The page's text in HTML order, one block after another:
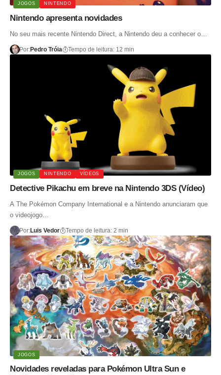
JOGOS NINTENDO
Nintendo apresenta novidades
No seu mais recente Nintendo Direct, a Nintendo deu a conhecer o…
Por:Pedro Tróia Tempo de leitura: 12 min
JOGOS NINTENDO VÍDEOS
Detective Pikachu em breve na Nintendo 3DS (Vídeo)
A The Pokémon Company International e a Nintendo anunciaram que
o videojogo…
Por:Luis Vedor Tempo de leitura: 2 min
JOGOS
Novidades reveladas para Pokémon Ultra Sun e